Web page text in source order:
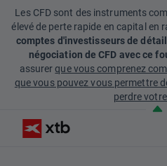
Les CFD sont des instruments
élevé de perte rapide en capital en
comptes d'investisseurs de
négociation de CFD avec ce
assurerque vous comprenez
que vous pouvez vous permettre
perdre